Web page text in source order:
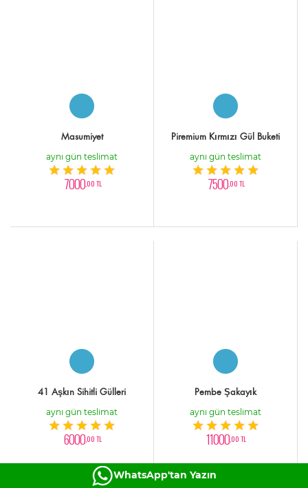
Masumiyet
aynı gün teslimat
7000,00 TL
Piremium Kırmızı Gül Buketi
aynı gün teslimat
7500,00 TL
41 Aşkın Sihitli Gülleri
aynı gün teslimat
6000,00 TL
Pembe Şakayık
aynı gün teslimat
11000,00 TL
WhatsApp'tan Yazın